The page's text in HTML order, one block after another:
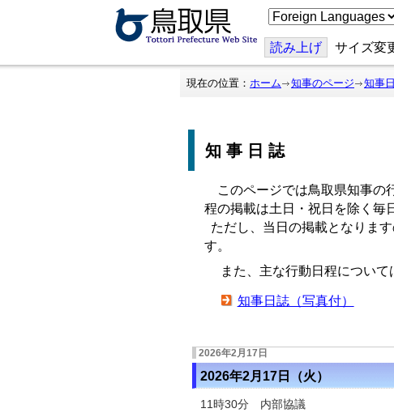
こ
の
ジ
を
翻
読み上げ サイズ変
現在の位置： ホーム 知事のページ 知事
知事日誌
このページでは鳥取県知事の
程の掲載は土日・祝日を除く毎
ただし、当日の掲載となりま
す。
また、主な行動日程について
知事日誌（写真付）
2026年2月17日
2026年2月17日（火）
11時30分 内部協議